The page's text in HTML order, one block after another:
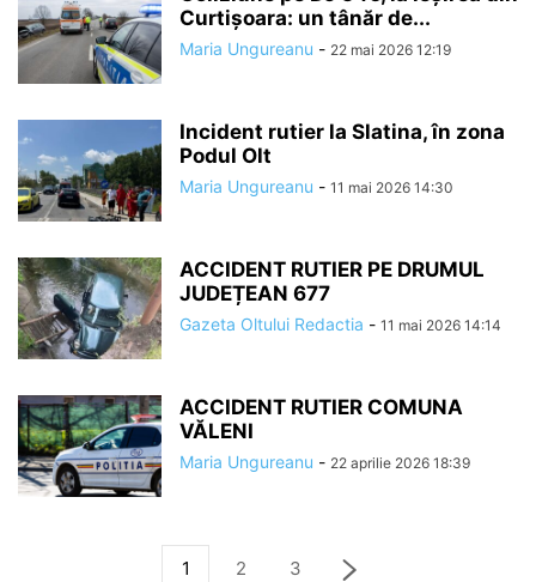
Curtișoara: un tânăr de...
Maria Ungureanu - 22 mai 2026 12:19
Incident rutier la Slatina, în zona
Podul Olt
Maria Ungureanu - 11 mai 2026 14:30
ACCIDENT RUTIER PE DRUMUL
JUDEȚEAN 677
Gazeta Oltului Redactia - 11 mai 2026 14:14
ACCIDENT RUTIER COMUNA
VĂLENI
Maria Ungureanu - 22 aprilie 2026 18:39
1 2 3